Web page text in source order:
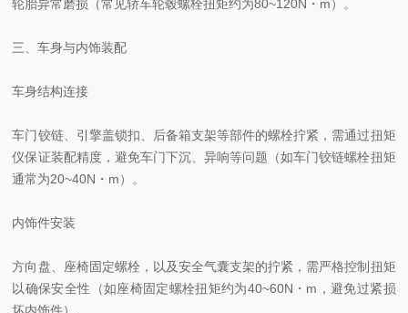
轮胎异常磨损（常见轿车轮毂螺栓扭矩约为80~120N・m）。
三、车身与内饰装配
车身结构连接
车门铰链、引擎盖锁扣、后备箱支架等部件的螺栓拧紧，需通过扭矩
仪保证装配精度，避免车门下沉、异响等问题（如车门铰链螺栓扭矩
通常为20~40N・m）。
内饰件安装
方向盘、座椅固定螺栓，以及安全气囊支架的拧紧，需严格控制扭矩
以确保安全性（如座椅固定螺栓扭矩约为40~60N・m，避免过紧损